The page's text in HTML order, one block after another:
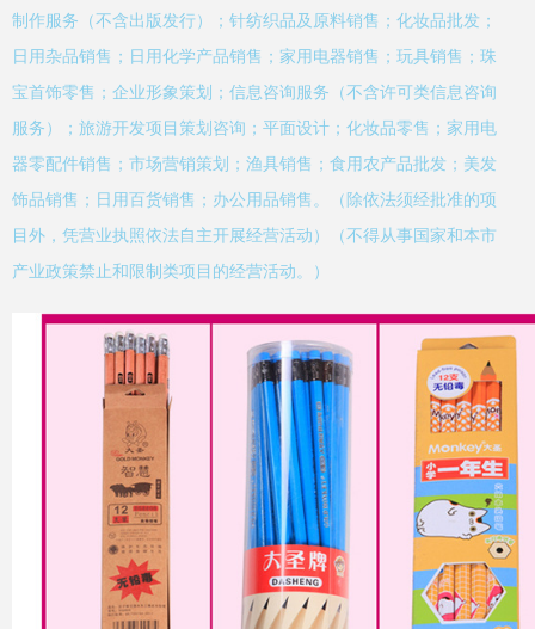
制作服务（不含出版发行）；针纺织品及原料销售；化妆品批发；
日用杂品销售；日用化学产品销售；家用电器销售；玩具销售；珠
宝首饰零售；企业形象策划；信息咨询服务（不含许可类信息咨询
服务）；旅游开发项目策划咨询；平面设计；化妆品零售；家用电
器零配件销售；市场营销策划；渔具销售；食用农产品批发；美发
饰品销售；日用百货销售；办公用品销售。（除依法须经批准的项
目外，凭营业执照依法自主开展经营活动）（不得从事国家和本市
产业政策禁止和限制类项目的经营活动。）